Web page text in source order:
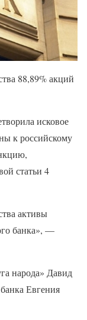
88,89% акций
исковое
к российскому
статьи 4
активы
банка», —
народа» Давид
Евгения